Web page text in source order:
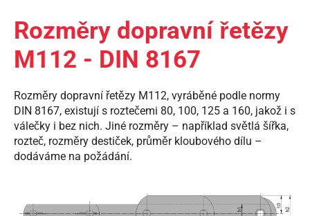
Rozměry dopravní řetězy
M112 - DIN 8167
Rozměry dopravní řetězy M112, vyráběné podle normy
DIN 8167, existují s roztečemi 80, 100, 125 a 160, jakož i s
válečky i bez nich. Jiné rozměry – například světlá šířka,
rozteč, rozměry destiček, průměr kloubového dílu –
dodáváme na požádání.